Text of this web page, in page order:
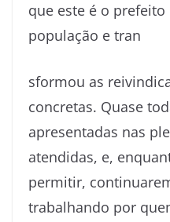
que este é o
população e tran
sformou as
concretas. Quase
apresentadas nas
atendidas, e,
permitir,
trabalhando por